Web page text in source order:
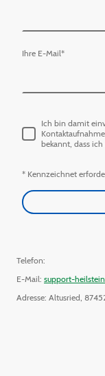
Ihre E-Mail*
Ich bin damit
bekannt, dass
* Kennzeichnet
Telefon:
E-Mail: support-
Adresse: Altusried,